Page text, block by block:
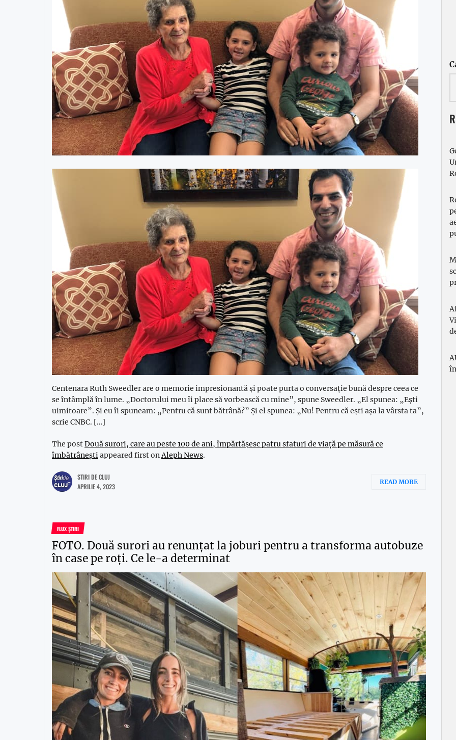
Centenara Ruth Sweedler are o memorie impresionantă și poate purta o conversație bună despre ceea ce
se întâmplă în lume. „Doctorului meu îi place să vorbească cu mine”, spune Sweedler. „El spunea: „Ești
uimitoare”. Și eu îi spuneam: „Pentru că sunt bătrână?” Și el spunea: „Nu! Pentru că ești așa la vârsta ta”,
scrie CNBC. […]
The postDouă surori, care au peste 100 de ani, împărtășesc patru sfaturi de viață pe măsură ce
îmbătrâneștiappeared first onAleph News.
STIRI DE CLUJ
APRILIE 4, 2023
READ MORE
FLUX ȘTIRI
FOTO. Două surori au renunțat la joburi pentru a transforma autobuze
în case pe roți. Ce le-a determinat